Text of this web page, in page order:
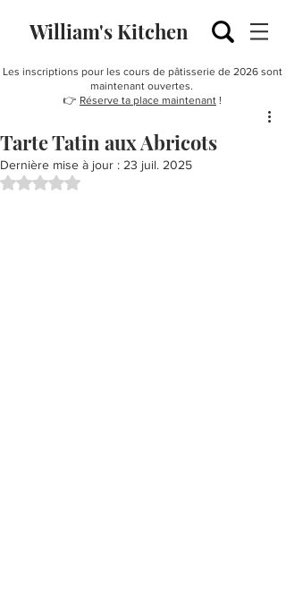
William's Kitchen
Les inscriptions pour les cours de pâtisserie de 2026 sont
maintenant ouvertes.
👉 Réserve ta place maintenant !
Tarte Tatin aux Abricots
Dernière mise à jour : 23 juil. 2025
Noté NaN étoiles sur 5.